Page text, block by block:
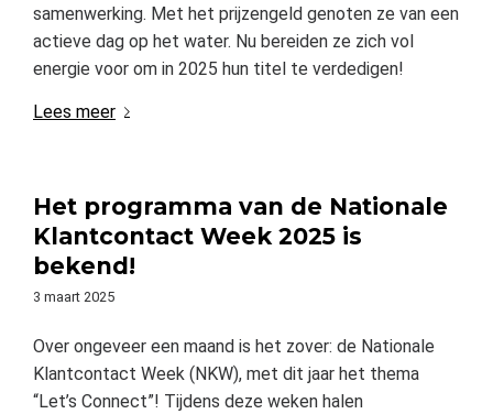
samenwerking. Met het prijzengeld genoten ze van een
actieve dag op het water. Nu bereiden ze zich vol
energie voor om in 2025 hun titel te verdedigen!
Lees meer
Het programma van de Nationale
Klantcontact Week 2025 is
bekend!
3 maart 2025
Over ongeveer een maand is het zover: de Nationale
Klantcontact Week (NKW), met dit jaar het thema
“Let’s Connect”! Tijdens deze weken halen